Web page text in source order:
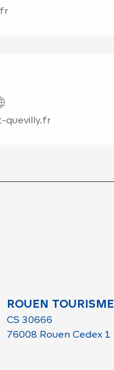
quevilly.fr
ROUEN TOURISME
CS 30666
76008 Rouen Cedex 1